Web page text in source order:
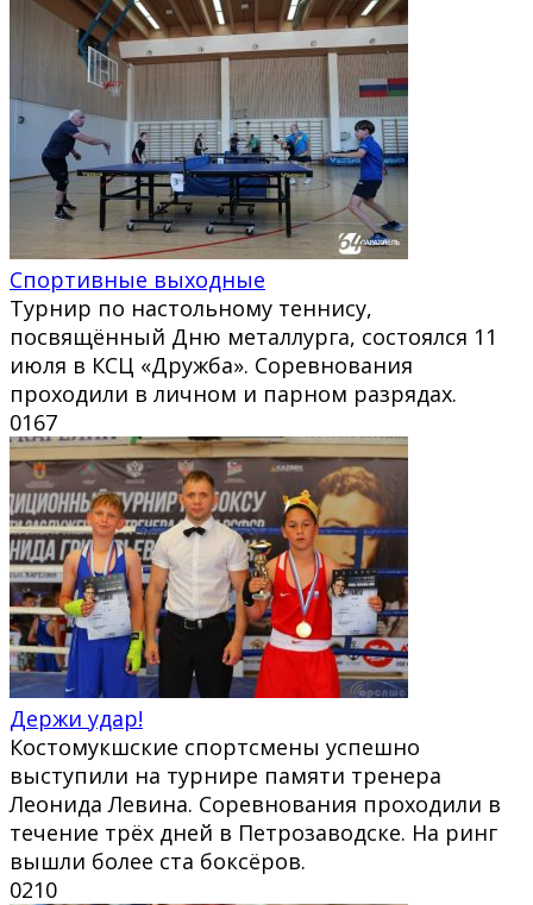
Спортивные выходные
Турнир по настольному теннису,
посвящённый Дню металлурга, состоялся 11
июля в КСЦ «Дружба». Соревнования
проходили в личном и парном разрядах.
0167
Держи удар!
Костомукшские спортсмены успешно
выступили на турнире памяти тренера
Леонида Левина. Соревнования проходили в
течение трёх дней в Петрозаводске. На ринг
вышли более ста боксёров.
0210